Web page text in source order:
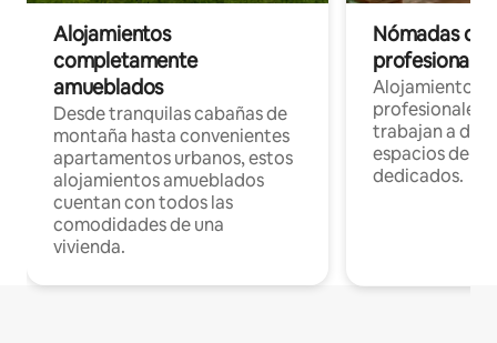
Alojamientos
completamente
amueblados
Desde tranquilas cabañas de
montaña hasta convenientes
apartamentos urbanos, estos
alojamientos amueblados
cuentan con todos las
comodidades de una
vivienda.
Nómadas
Alojamientos
profesionales
trabajan a
espacios de
dedicados.